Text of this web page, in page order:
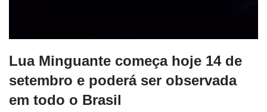
Lua Minguante começa hoje 14 de
setembro e poderá ser observada
em todo o Brasil